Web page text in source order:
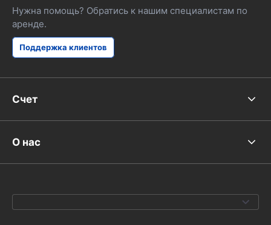
Нужна помощь? Обратись к нашим специалистам по
аренде.
Поддержка клиентов
Счет
О нас